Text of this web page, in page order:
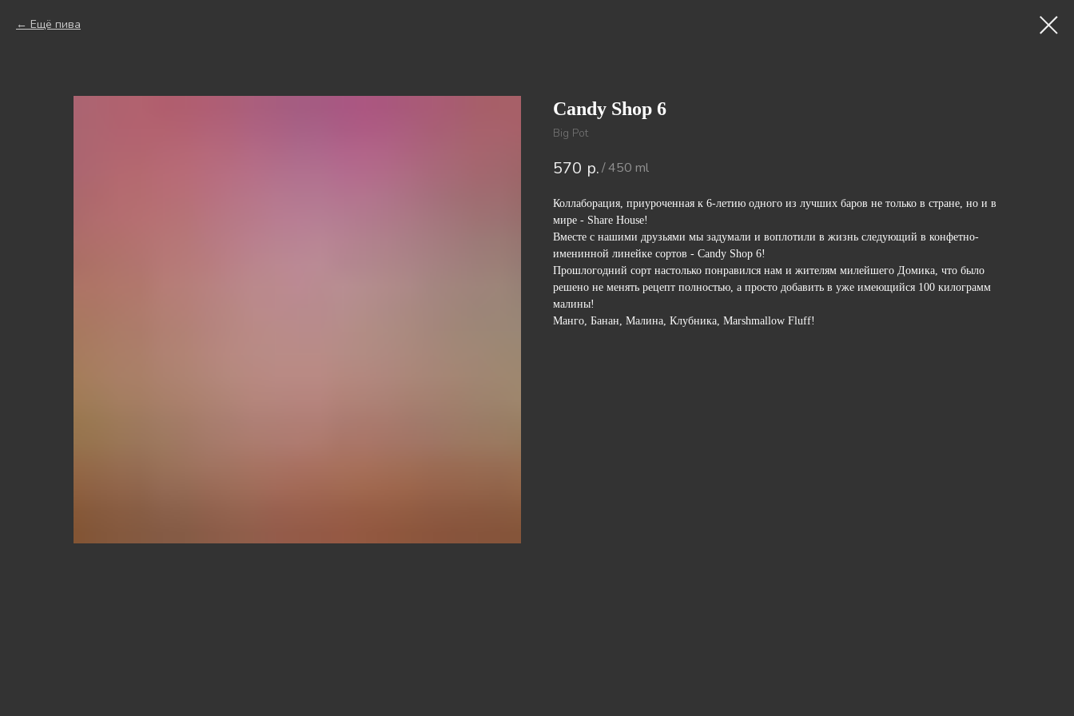
Ещё пива
Candy Shop 6
Big Pot
570 р./450 ml
Коллаборация, приуроченная к 6-летию одного из лучших баров не только в стране, но и в
мире - Share House!
Вместе с нашими друзьями мы задумали и воплотили в жизнь следующий в конфетно-
именинной линейке сортов - Candy Shop 6!
Прошлогодний сорт настолько понравился нам и жителям милейшего Домика, что было
решено не менять рецепт полностью, а просто добавить в уже имеющийся 100 килограмм
малины!
Манго, Банан, Малина, Клубника, Marshmallow Fluff!